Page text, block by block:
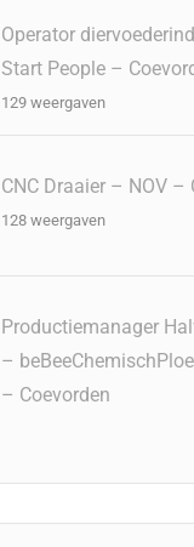
Operator
Start People –
129 weergaven
CNC Draaier – NOV –
128 weergaven
Productiemanager
–
– Coevorden